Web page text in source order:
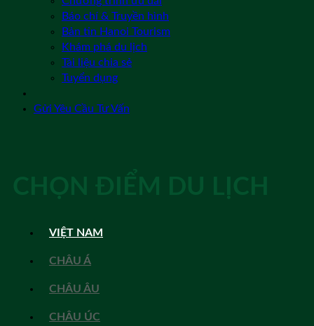
Báo chí & Truyền hình
Bản tin Hanoi Tourism
Khám phá du lịch
Tài liệu chia sẻ
Tuyển dụng
Gửi Yêu Cầu Tư Vấn
CHỌN ĐIỂM DU LỊCH
VIỆT NAM
CHÂU Á
CHÂU ÂU
CHÂU ÚC